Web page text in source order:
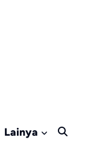
Lainya